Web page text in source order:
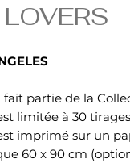
fait partie de la
limitée à 30
imprimé sur un
60 x 90 cm